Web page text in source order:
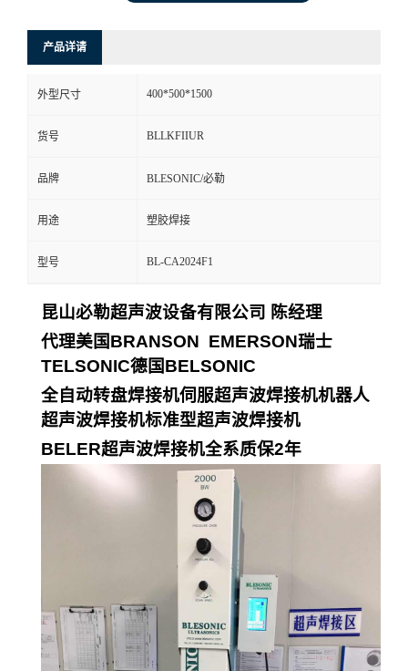
产品详请
外型尺寸 400*500*1500
货号 BLLKFIIUR
品牌 BLESONIC/必勒
用途 塑胶焊接
型号 BL-CA2024F1
昆山必勒超声波设备有限公司 陈经理
代理美国BRANSON EMERSON瑞士
TELSONIC德国BELSONIC
全自动转盘焊接机伺服超声波焊接机机器人
超声波焊接机标准型超声波焊接机
BELER超声波焊接机全系质保2年